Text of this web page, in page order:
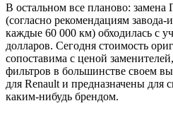
В остальном все планово:
(согласно рекомендациям
каждые 60 000 км) обходилась с
долларов. Сегодня стоимость
сопоставима с ценой
фильтров в большинстве своем
для Renault и предназначены для
каким-нибудь брендом.